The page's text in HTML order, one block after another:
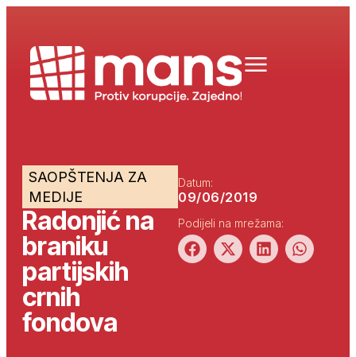
SAOPŠTENJA ZA
MEDIJE
Radonjić na
braniku
partijskih
crnih
fondova
Datum:
09/06/2019
Podijeli na mrežama: